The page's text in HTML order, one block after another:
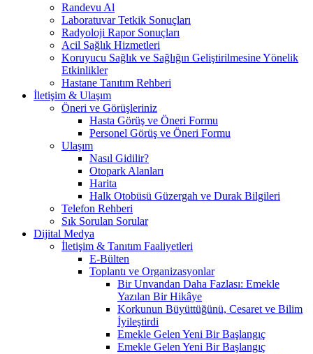
Randevu Al
Laboratuvar Tetkik Sonuçları
Radyoloji Rapor Sonuçları
Acil Sağlık Hizmetleri
Koruyucu Sağlık ve Sağlığın Geliştirilmesine Yönelik
Etkinlikler
Hastane Tanıtım Rehberi
İletişim & Ulaşım
Öneri ve Görüşleriniz
Hasta Görüş ve Öneri Formu
Personel Görüş ve Öneri Formu
Ulaşım
Nasıl Gidilir?
Otopark Alanları
Harita
Halk Otobüsü Güzergah ve Durak Bilgileri
Telefon Rehberi
Sık Sorulan Sorular
Dijital Medya
İletişim & Tanıtım Faaliyetleri
E-Bülten
Toplantı ve Organizasyonlar
Bir Unvandan Daha Fazlası: Emekle
Yazılan Bir Hikâye
Korkunun Büyüttüğünü, Cesaret ve Bilim
İyileştirdi
Emekle Gelen Yeni Bir Başlangıç
Emekle Gelen Yeni Bir Başlangıç